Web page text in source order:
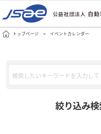
トップページ イベントカレンダー
絞り込み検